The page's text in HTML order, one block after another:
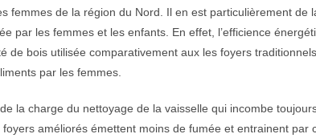
femmes de la région du Nord. Il en est particulièrement de
par les femmes et les enfants. En effet, l’efficience
de bois utilisée comparativement aux les foyers
par les femmes.
la charge du nettoyage de la vaisselle qui incombe
améliorés émettent moins de fumée et entrainent par